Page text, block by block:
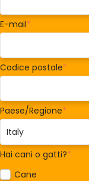
E-mail*
Codice postale*
Paese/Regione*
Hai cani o gatti?*
Cane